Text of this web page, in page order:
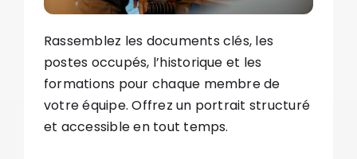
Rassemblez les documents clés, les
postes occupés, l’historique et les
formations pour chaque membre de
votre équipe. Offrez un portrait structuré
et accessible en tout temps.